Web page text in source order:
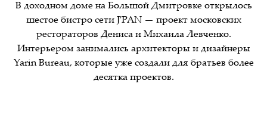
В доходном доме на Большой Дмитровке открылось
шестое бистро сети J'PAN — проект московских
рестораторов Дениса и Михаила Левченко.
Интерьером занимались архитекторы и дизайнеры
Yarin Bureau, которые уже создали для братьев более
десятка проектов.